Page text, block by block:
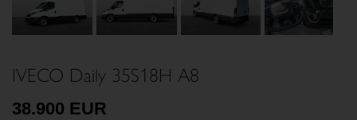
IVECO Daily 35S18H A8
38.900 EUR